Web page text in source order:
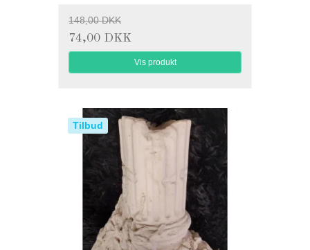
148,00 DKK
74,00 DKK
Vis produkt
Tilbud